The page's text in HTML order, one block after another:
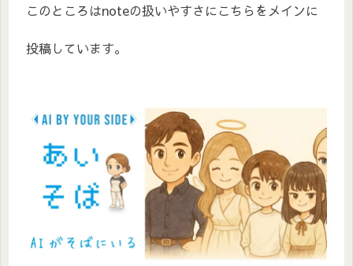
このところはnoteの扱いやすさにこちらをメインに
投稿しています。